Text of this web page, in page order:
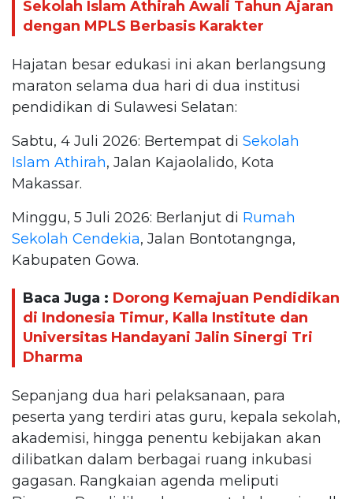
Sekolah Islam Athirah Awali Tahun Ajaran
dengan MPLS Berbasis Karakter
Hajatan besar edukasi ini akan berlangsung
maraton selama dua hari di dua institusi
pendidikan di Sulawesi Selatan:
Sabtu, 4 Juli 2026: Bertempat di Sekolah
Islam Athirah, Jalan Kajaolalido, Kota
Makassar.
Minggu, 5 Juli 2026: Berlanjut di Rumah
Sekolah Cendekia, Jalan Bontotangnga,
Kabupaten Gowa.
Baca Juga : Dorong Kemajuan Pendidikan
di Indonesia Timur, Kalla Institute dan
Universitas Handayani Jalin Sinergi Tri
Dharma
Sepanjang dua hari pelaksanaan, para
peserta yang terdiri atas guru, kepala sekolah,
akademisi, hingga penentu kebijakan akan
dilibatkan dalam berbagai ruang inkubasi
gagasan. Rangkaian agenda meliputi